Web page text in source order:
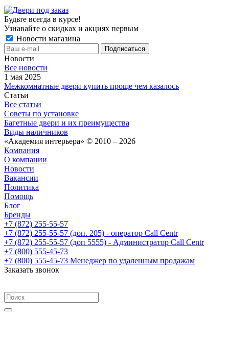
Будьте всегда в курсе!
Узнавайте о скидках и акциях первым
Новости магазина
Новости
Все новости
1 мая 2025
Межкомнатные двери купить проще чем казалось
Статьи
Все статьи
Советы по установке
Багетные двери и их преимущества
Виды наличников
«Академия интерьера» © 2010 – 2026
Компания
О компании
Новости
Вакансии
Политика
Помощь
Блог
Бренды
+7 (872) 255-55-57
+7 (872) 255-55-57 (доп. 205) - оператор Call Centr
+7 (872) 255-55-57 (доп 5555) - Администратор Call Centr
+7 (800) 555-45-73
+7 (800) 555-45-73 Менеджер по удаленным продажам
Заказать звонок